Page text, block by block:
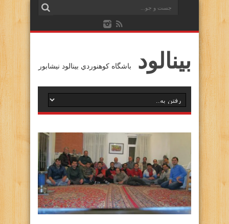
بينالود باشگاه كوهنوردي بينالود نيشابور